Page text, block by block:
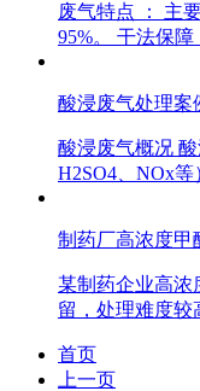
废气特点 ： 主
95%。 干法保
酸浸废气处理案
酸浸废气概况
H2SO4、NOx
制药厂高浓度甲
某制药企业高浓
留，处理难度较
首页
上一页